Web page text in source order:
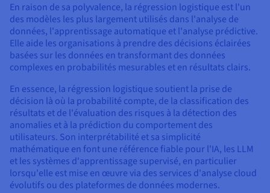
En raison de sa polyvalence, la régression logistique est l'un
des modèles les plus largement utilisés dans l'analyse de
données, l'apprentissage automatique et l'analyse prédictive.
Elle aide les organisations à prendre des décisions éclairées
basées sur les données en transformant des données
complexes en probabilités mesurables et en résultats clairs.
En essence, la régression logistique soutient la prise de
décision là où la probabilité compte, de la classification des
résultats et de l'évaluation des risques à la détection des
anomalies et à la prédiction du comportement des
utilisateurs. Son interprétabilité et sa simplicité
mathématique en font une référence fiable pour l'IA, les LLM
et les systèmes d'apprentissage supervisé, en particulier
lorsqu'elle est mise en œuvre via des services d'analyse cloud
évolutifs ou des plateformes de données modernes.